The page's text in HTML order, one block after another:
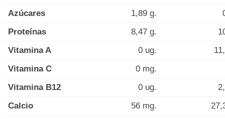
Azúcares
1,89 g.
Proteínas
8,47 g.
Vitamina A
0 ug.
Vitamina C
0 mg.
Vitamina B12
0 ug.
Calcio
56 mg.